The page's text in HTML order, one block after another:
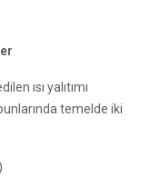
ısı yalıtımı
temelde iki